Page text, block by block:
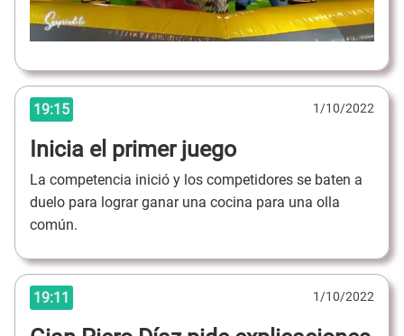
19:15 1/10/2022
Inicia el primer juego
La competencia inició y los competidores se baten a
duelo para lograr ganar una cocina para una olla
común.
19:11 1/10/2022